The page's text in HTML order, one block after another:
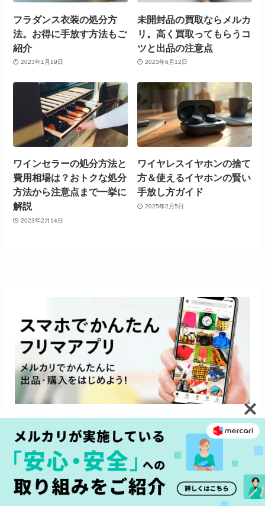
フラダンス衣装の処分方
法。お得に手放す方法もご
紹介
2023年1月19日
未開封品の買取ならメルカ
リ。高く買取ってもらうコ
ツと出品の注意点
2023年6月12日
ワインセラーの処分方法と
費用相場は？おトクな処分
方法から注意点まで一挙に
解説
2023年2月14日
ワイヤレスイヤホンの捨て
方＆使えるイヤホンの賢い
手放し方ガイド
2025年2月5日